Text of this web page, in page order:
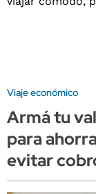
Viaje económico
Armá tu
para
evitar